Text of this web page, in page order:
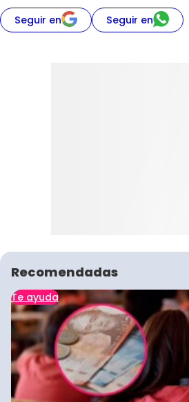
Seguir en Seguir en
Recomendadas
Te ayuda